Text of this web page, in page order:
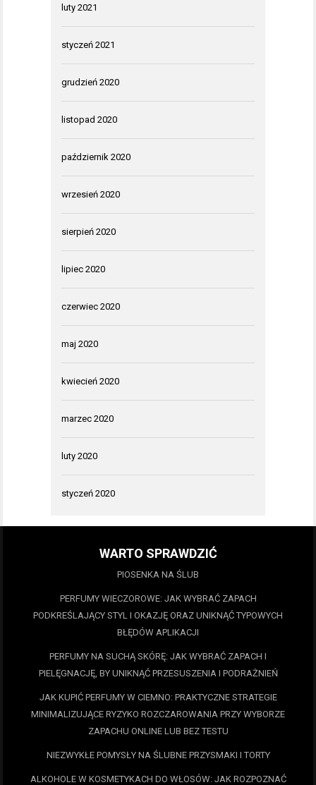
luty 2021
styczeń 2021
grudzień 2020
listopad 2020
październik 2020
wrzesień 2020
sierpień 2020
lipiec 2020
czerwiec 2020
maj 2020
kwiecień 2020
marzec 2020
luty 2020
styczeń 2020
WARTO SPRAWDZIĆ
PIOSENKA NA ŚLUB
PERFUMY WIECZOROWE: JAK WYBRAĆ ZAPACH
PODKREŚLAJĄCY STYL I OKAZJĘ ORAZ UNIKNĄĆ TYPOWYCH
BŁĘDÓW APLIKACJI
PERFUMY NA SUCHĄ SKÓRĘ: JAK WYBRAĆ ZAPACH I
PIELĘGNACJĘ, BY UNIKNĄĆ PRZESUSZENIA I PODRAŻNIEŃ
JAK KUPIĆ PERFUMY W CIEMNO: PRAKTYCZNE STRATEGIE
MINIMALIZUJĄCE RYZYKO ROZCZAROWANIA PRZY WYBORZE
ZAPACHU ONLINE LUB BEZ TESTU
NIEZWYKŁE POMYSŁY NA ŚLUBNE PRZYSMAKI I TORTY
ALKOHOLE W KOSMETYKACH DO WŁOSÓW: JAK ROZPOZNAĆ